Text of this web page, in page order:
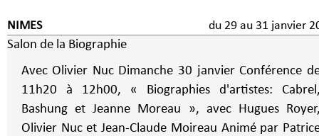
NIMES du 29 au 31 janvier
Salon de la Biographie
Avec Olivier Nuc Dimanche 30 janvier Conférence de
11h20 à 12h00, « Biographies d'artistes:
Bashung et Jeanne Moreau », avec Hugues
Olivier Nuc et Jean-Claude Moireau Animé par